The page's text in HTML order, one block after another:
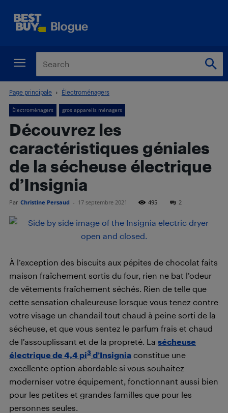
Page principale Électroménagers
Électroménagers gros appareils ménagers
Découvrez les
caractéristiques géniales
de la sécheuse électrique
d’Insignia
Par Christine Persaud - 17 septembre 2021 495 2
À l’exception des biscuits aux pépites de chocolat faits
maison fraîchement sortis du four, rien ne bat l’odeur
de vêtements fraîchement séchés. Rien de telle que
cette sensation chaleureuse lorsque vous tenez contre
votre visage un chandail tout chaud à peine sorti de la
sécheuse, et que vous sentez le parfum frais et chaud
de l’assouplissant et de la propreté. La sécheuse
électrique de 4,4 pi3 d’Insignia constitue une
excellente option abordable si vous souhaitez
moderniser votre équipement, fonctionnant aussi bien
pour les petites et grandes familles que pour les
personnes seules.